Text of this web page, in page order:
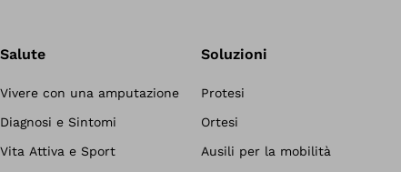
Salute
Vivere con una amputazione
Diagnosi e Sintomi
Vita Attiva e Sport
Soluzioni
Protesi
Ortesi
Ausili per la mobilità